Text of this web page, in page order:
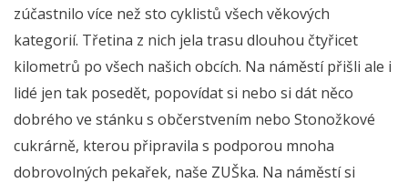
zúčastnilo více než sto cyklistů všech věkových
kategorií. Třetina z nich jela trasu dlouhou čtyřicet
kilometrů po všech našich obcích. Na náměstí přišli ale i
lidé jen tak posedět, popovídat si nebo si dát něco
dobrého ve stánku s občerstvením nebo Stonožkové
cukrárně, kterou připravila s podporou mnoha
dobrovolných pekařek, naše ZUŠka. Na náměstí si